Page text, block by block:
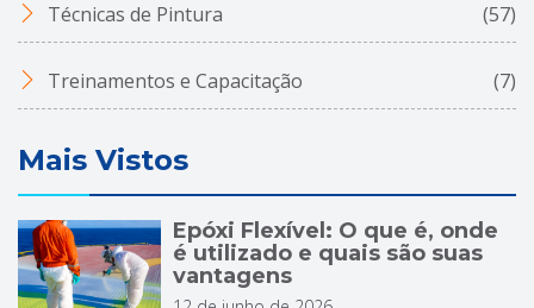
Técnicas de Pintura (57)
Treinamentos e Capacitação (7)
Mais Vistos
Epóxi Flexível: O que é, onde
é utilizado e quais são suas
vantagens